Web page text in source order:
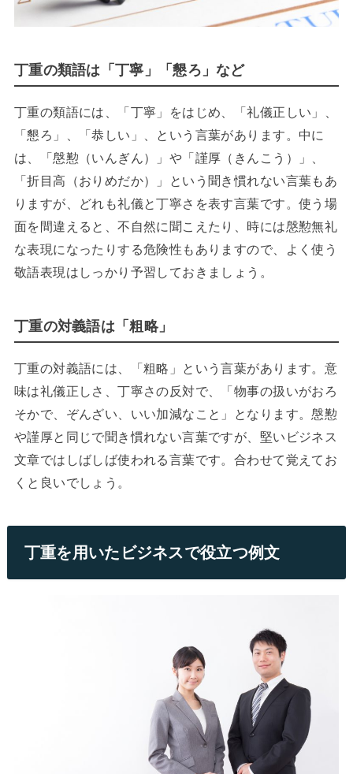
丁重の類語は「丁寧」「懇ろ」など
丁重の類語には、「丁寧」をはじめ、「礼儀正しい」、
「懇ろ」、「恭しい」、という言葉があります。中に
は、「慇懃（いんぎん）」や「謹厚（きんこう）」、
「折目高（おりめだか）」という聞き慣れない言葉もあ
りますが、どれも礼儀と丁寧さを表す言葉です。使う場
面を間違えると、不自然に聞こえたり、時には慇懃無礼
な表現になったりする危険性もありますので、よく使う
敬語表現はしっかり予習しておきましょう。
丁重の対義語は「粗略」
丁重の対義語には、「粗略」という言葉があります。意
味は礼儀正しさ、丁寧さの反対で、「物事の扱いがおろ
そかで、ぞんざい、いい加減なこと」となります。慇懃
や謹厚と同じで聞き慣れない言葉ですが、堅いビジネス
文章ではしばしば使われる言葉です。合わせて覚えてお
くと良いでしょう。
丁重を用いたビジネスで役立つ例文